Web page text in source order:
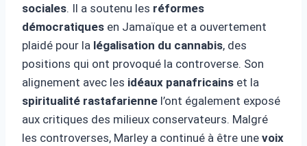
sociales. Il a soutenu les réformes
démocratiques en Jamaïque et a ouvertement
plaidé pour la légalisation du cannabis, des
positions qui ont provoqué la controverse. Son
alignement avec les idéaux panafricains et la
spiritualité rastafarienne l’ont également exposé
aux critiques des milieux conservateurs. Malgré
les controverses, Marley a continué à être une voix